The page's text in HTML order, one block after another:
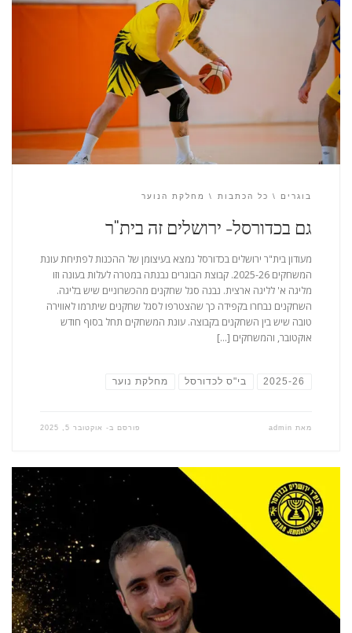
בוגרים כל הכתבות מחלקת הנוער
גם בכדורסל- ירושלים זה בית"ר
מעודון בית"ר ירושלים בכדורסל נמצא בעיצומן של ההכנות לפתיחת עונת
המשחקים 2025-26. קבוצת הבוגרים נבנתה במטרה לעלות בעונה וזו
מליגה א' לליגה ארצית. נבנה סגל שחקנים מהכשרוניים שיש בליגה.
השחקנים נבחרו בקפידה כך שהצטרפו לסגל שחקנים שיתרמו לאווירה
טובה שיש בין השחקנים בקבוצה. עונת המשחקים תחל בסוף חודש
אוקטובר, והמשחקים […]
2025-26 בי"ס לכדורסל מחלקת נוער
מאת admin פורסם ב- אוקטובר 5, 2025